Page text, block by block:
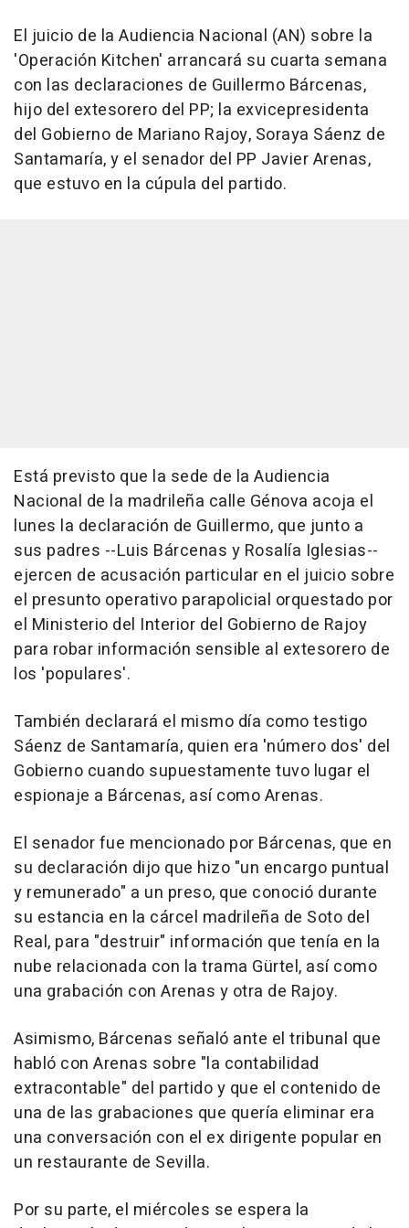
El juicio de la Audiencia Nacional (AN) sobre la
'Operación Kitchen' arrancará su cuarta semana
con las declaraciones de Guillermo Bárcenas,
hijo del extesorero del PP; la exvicepresidenta
del Gobierno de Mariano Rajoy, Soraya Sáenz de
Santamaría, y el senador del PP Javier Arenas,
que estuvo en la cúpula del partido.
Está previsto que la sede de la Audiencia
Nacional de la madrileña calle Génova acoja el
lunes la declaración de Guillermo, que junto a
sus padres --Luis Bárcenas y Rosalía Iglesias--
ejercen de acusación particular en el juicio sobre
el presunto operativo parapolicial orquestado por
el Ministerio del Interior del Gobierno de Rajoy
para robar información sensible al extesorero de
los 'populares'.
También declarará el mismo día como testigo
Sáenz de Santamaría, quien era 'número dos' del
Gobierno cuando supuestamente tuvo lugar el
espionaje a Bárcenas, así como Arenas.
El senador fue mencionado por Bárcenas, que en
su declaración dijo que hizo "un encargo puntual
y remunerado" a un preso, que conoció durante
su estancia en la cárcel madrileña de Soto del
Real, para "destruir" información que tenía en la
nube relacionada con la trama Gürtel, así como
una grabación con Arenas y otra de Rajoy.
Asimismo, Bárcenas señaló ante el tribunal que
habló con Arenas sobre "la contabilidad
extracontable" del partido y que el contenido de
una de las grabaciones que quería eliminar era
una conversación con el ex dirigente popular en
un restaurante de Sevilla.
Por su parte, el miércoles se espera la